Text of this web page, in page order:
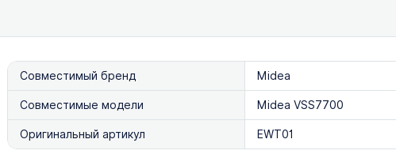
Совместимый бренд
Midea
Совместимые модели
Midea VSS7700
Оригинальный артикул
EWT01